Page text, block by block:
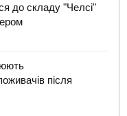
до складу "Челсі"
після